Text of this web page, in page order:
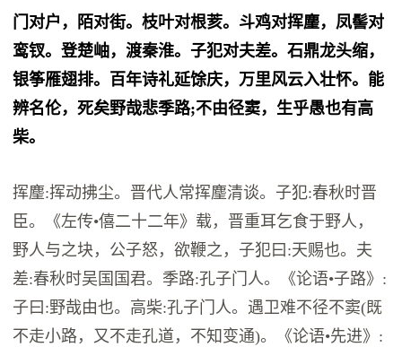
门对户，陌对街。枝叶对根荄。斗鸡对挥麈，凤髻对
鸾钗。登楚岫，渡秦淮。子犯对夫差。石鼎龙头缩，
银筝雁翅排。百年诗礼延馀庆，万里风云入壮怀。能
辨名伦，死矣野哉悲季路;不由径窦，生乎愚也有高
柴。
挥麈:挥动拂尘。晋代人常挥麈清谈。子犯:春秋时晋
臣。《左传•僖二十二年》载，晋重耳乞食于野人，
野人与之块，公子怒，欲鞭之，子犯曰:天赐也。夫
差:春秋时吴国国君。季路:孔子门人。《论语•子路》:
子曰:野哉由也。高柴:孔子门人。遇卫难不径不窦(既
不走小路，又不走孔道，不知变通)。《论语•先进》: